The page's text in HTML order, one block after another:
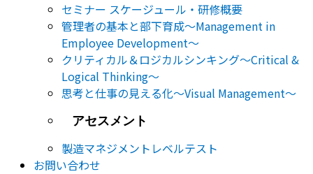
セミナー​ スケージュール・研修概要
管理者の基本と部下育成～Management in
Employee Development～
クリティカル＆ロジカルシンキング～Critical &
Logical Thinking～
思考と仕事の見える化～Visual Management～
アセスメント
製造マネジメントレベルテスト
お問い合わせ